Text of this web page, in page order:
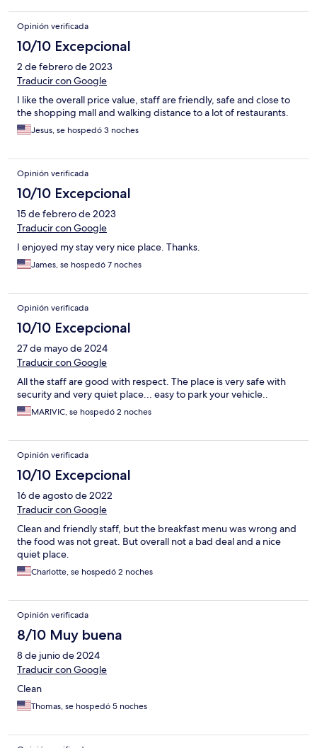
Opinión verificada
10/10 Excepcional
2 de febrero de 2023
Traducir con Google
I like the overall price value, staff are friendly, safe and close to
the shopping mall and walking distance to a lot of restaurants.
Jesus, se hospedó 3 noches
Opinión verificada
10/10 Excepcional
15 de febrero de 2023
Traducir con Google
I enjoyed my stay very nice place. Thanks.
James, se hospedó 7 noches
Opinión verificada
10/10 Excepcional
27 de mayo de 2024
Traducir con Google
All the staff are good with respect. The place is very safe with
security and very quiet place... easy to park your vehicle..
MARIVIC, se hospedó 2 noches
Opinión verificada
10/10 Excepcional
16 de agosto de 2022
Traducir con Google
Clean and friendly staff, but the breakfast menu was wrong and
the food was not great. But overall not a bad deal and a nice
quiet place.
Charlotte, se hospedó 2 noches
Opinión verificada
8/10 Muy buena
8 de junio de 2024
Traducir con Google
Clean
Thomas, se hospedó 5 noches